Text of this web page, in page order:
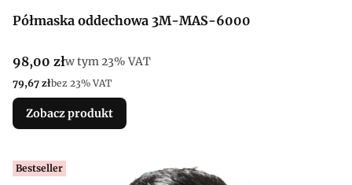
Półmaska oddechowa 3M-MAS-6000
Cena brutto
98,00 złw tym %s VAT
w tym23% VAT
Cena netto
79,67 złbez 23% VAT
Zobacz produkt
Bestseller